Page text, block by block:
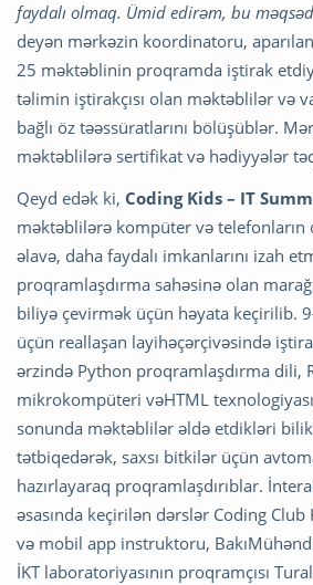
faydalı olmaq. Ümid edirəm, bu
deyən mərkəzin koordinatoru,
25 məktəblinin proqramda iştirak
təlimin iştirakçısı olan məktəblilər və
bağlı öz təəssüratlarını bölüşüblər.
məktəblilərə sertifikat və hədiyyələr
Qeyd edək ki, Coding Kids – IT
məktəblilərə kompüter və telefonların
əlavə, daha faydalı imkanlarını izah
proqramlaşdırma sahəsinə olan
biliyə çevirmək üçün həyata keçirilib.
üçün reallaşan layihəçərçivəsində
ərzində Python proqramlaşdırma dili,
mikrokompüteri vəHTML
sonunda məktəblilər əldə etdikləri
tətbiqedərək, saxsı bitkilər üçün
hazırlayaraq proqramlaşdırıblar.
əsasında keçirilən dərslər Coding
və mobil app instruktoru,
İKT laboratoriyasının proqramçısı